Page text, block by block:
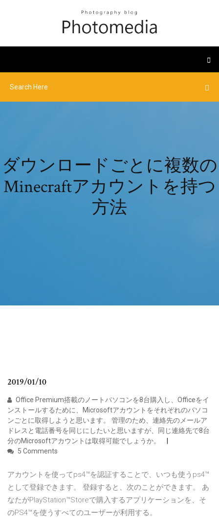
ダウンロードごとに複数の
Minecraftアカウントを持つ
方法
2019/01/10
Office Premium搭載のノートパソコンを8台購入し、Officeをイ
ンストールするために、Microsoftアカウントをそれぞれのパソコ
ンごとに取得しようと思います。 管理のため、連絡先のメールア
ドレスと電話番号を同じにしたいと思いますが、同じ連絡先で8台
分のMicrosoftアカウントは取得可能でしょうか。
5 Comments
アカウントを使ってps4™を認証することで、いつも使うps4™
として登録できます。 登録すると、次のことができます。 あ
なたがPlayStation™Storeで購入するアプリケーションを、そ
のPS4™を使うすべてのユーザーが利用する。